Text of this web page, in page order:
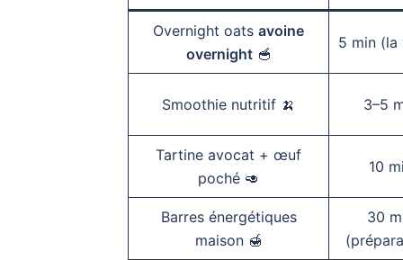
Overnight oats avoine
overnight🥣
5 min (la
Smoothie nutritif 🍌 3–5
Tartine avocat + œuf
poché 🥑
10
Barres énergétiques
maison 🍯
30